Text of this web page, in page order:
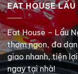
EAT HOUSE
Eat House – Lẩu
thơm ngon, đa
giao nhanh, tiện
ngay tại nhà!